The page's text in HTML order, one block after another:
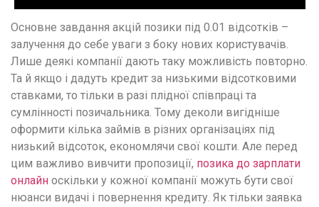
Основне завдання акцій позики під 0.01 відсотків –
залучення до себе уваги з боку нових користувачів.
Лише деякі компанії дають таку можливість повторно.
Та й якщо і дадуть кредит за низькими відсотковими
ставками, то тільки в разі плідної співпраці та
сумлінності позичальника. Тому деколи вигідніше
оформити кілька займів в різних організаціях під
низький відсоток, економлячи свої кошти. Але перед
цим важливо вивчити пропозиції, позика до зарплати
онлайн оскільки у кожної компанії можуть бути свої
нюанси видачі і повернення кредиту. Як тільки заявка